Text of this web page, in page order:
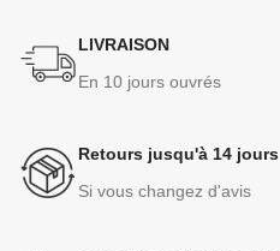
LIVRAISON
En 10 jours ouvrés
Retours jusqu'à 14 jours
Si vous changez d'avis